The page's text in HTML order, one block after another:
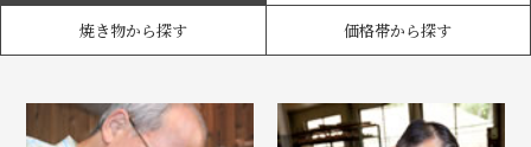
焼き物から探す 価格帯から探す